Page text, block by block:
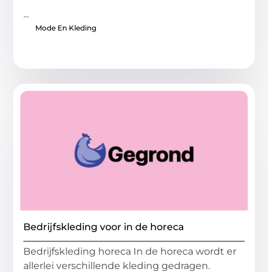
...
Mode En Kleding
Bedrijfskleding voor in de horeca
Bedrijfskleding horeca In de horeca wordt er
allerlei verschillende kleding gedragen.